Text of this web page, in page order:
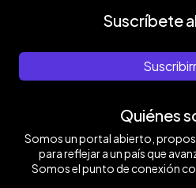
Suscríbete
Quiénes
Somos un portal abierto,
para reflejar a un país que
Somos el punto de conexión